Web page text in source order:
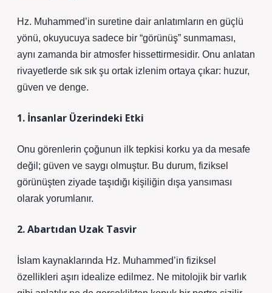
Hz. Muhammed’in suretine dair anlatımların en güçlü
yönü, okuyucuya sadece bir “görünüş” sunmaması,
aynı zamanda bir atmosfer hissettirmesidir. Onu anlatan
rivayetlerde sık sık şu ortak izlenim ortaya çıkar: huzur,
güven ve denge.
1. İnsanlar Üzerindeki Etki
Onu görenlerin çoğunun ilk tepkisi korku ya da mesafe
değil; güven ve saygı olmuştur. Bu durum, fiziksel
görünüşten ziyade taşıdığı kişiliğin dışa yansıması
olarak yorumlanır.
2. Abartıdan Uzak Tasvir
İslam kaynaklarında Hz. Muhammed’in fiziksel
özellikleri aşırı idealize edilmez. Ne mitolojik bir varlık